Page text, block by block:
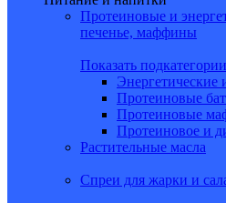
Протеиновые и
печенье, маффины
Показать подкатегории
Энергетические
Протеиновые
Протеиновые
Протеиновое и
Растительные масла
Спреи для жарки и